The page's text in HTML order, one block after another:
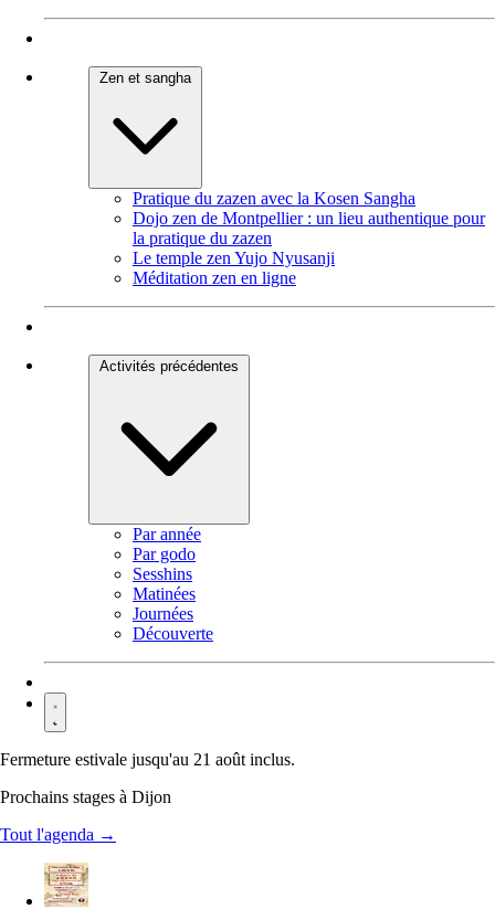
Zen et sangha
Pratique du zazen avec la Kosen Sangha
Dojo zen de Montpellier : un lieu authentique pour
la pratique du zazen
Le temple zen Yujo Nyusanji
Méditation zen en ligne
Activités précédentes
Par année
Par godo
Sesshins
Matinées
Journées
Découverte
Fermeture estivale jusqu'au 21 août inclus.
Prochains stages à Dijon
Tout l'agenda →